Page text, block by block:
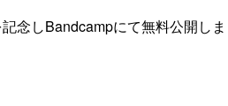
念しBandcampにて無料公開しま